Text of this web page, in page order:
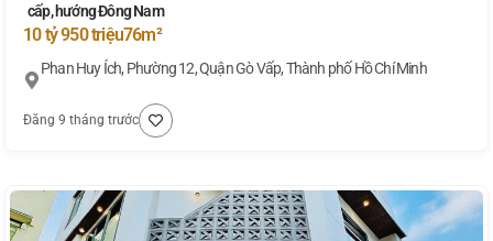
cấp, hướng Đông Nam
10 tỷ 950 triệu76m²
Phan Huy Ích, Phường 12, Quận Gò Vấp, Thành phố Hồ Chí Minh
Đăng 9 tháng trước